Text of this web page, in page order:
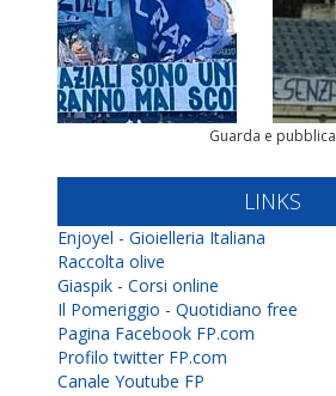
Guarda e pubblica
LINKS
Enjoyel - Gioielleria Italiana
Raccolta olive
Giaspik - Corsi online
Il Pomeriggio - Quotidiano free
Pagina Facebook FP.com
Profilo twitter FP.com
Canale Youtube FP